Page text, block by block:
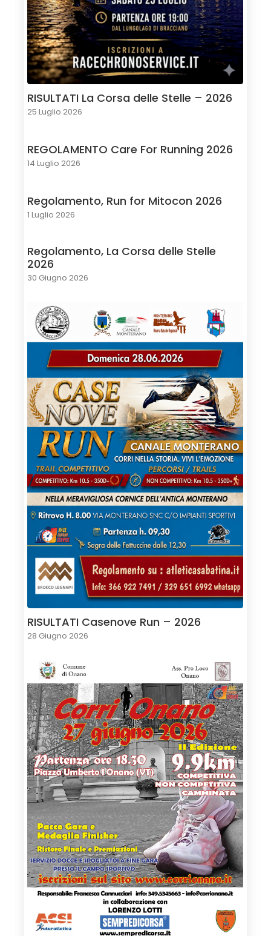
RISULTATI La Corsa delle Stelle – 2026
25 Luglio 2026
REGOLAMENTO Care For Running 2026
14 Luglio 2026
Regolamento, Run for Mitocon 2026
1 Luglio 2026
Regolamento, La Corsa delle Stelle
2026
30 Giugno 2026
RISULTATI Casenove Run – 2026
28 Giugno 2026